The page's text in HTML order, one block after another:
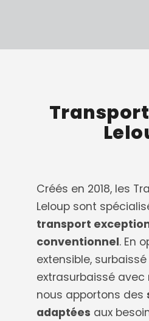
Créés en 2018, les
Leloup sont
transport
conventionnel. En
extensible, surbaissé
extrasurbaissé avec
nous apportons des
adaptées aux